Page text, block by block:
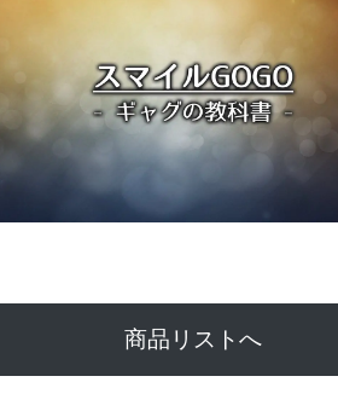
商品リストへ